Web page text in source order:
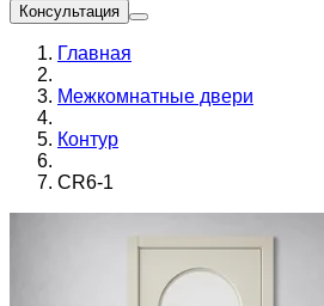
Консультация
Главная
Межкомнатные двери
Контур
CR6-1